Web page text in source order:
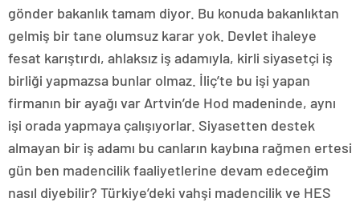
gönder bakanlık tamam diyor. Bu konuda bakanlıktan
gelmiş bir tane olumsuz karar yok. Devlet ihaleye
fesat karıştırdı, ahlaksız iş adamıyla, kirli siyasetçi iş
birliği yapmazsa bunlar olmaz. İliç’te bu işi yapan
firmanın bir ayağı var Artvin’de Hod madeninde, aynı
işi orada yapmaya çalışıyorlar. Siyasetten destek
almayan bir iş adamı bu canların kaybına rağmen ertesi
gün ben madencilik faaliyetlerine devam edeceğim
nasıl diyebilir? Türkiye’deki vahşi madencilik ve HES